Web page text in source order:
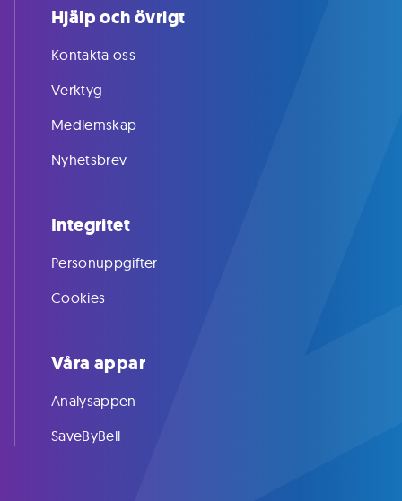
Hjälp och övrigt
Kontakta oss
Verktyg
Medlemskap
Nyhetsbrev
Integritet
Personuppgifter
Cookies
Våra appar
Analysappen
SaveByBell